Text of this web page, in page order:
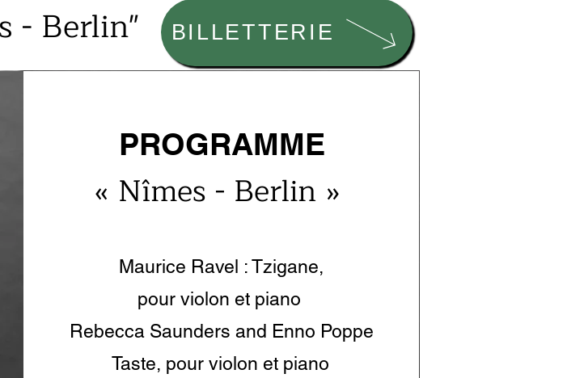
- Berlin" BILLETTERIE
PROGRAMME
« Nîmes - Berlin »
Maurice Ravel : Tzigane,
pour violon et piano
Rebecca Saunders and Enno Poppe
Taste, pour violon et piano